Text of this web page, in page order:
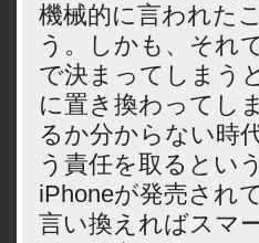
機械的に言われた
う。しかも、それ
で決まってしまう
に置き換わってし
るか分からない時
う責任を取るとい
iPhoneが発売され
言い換えればスマ